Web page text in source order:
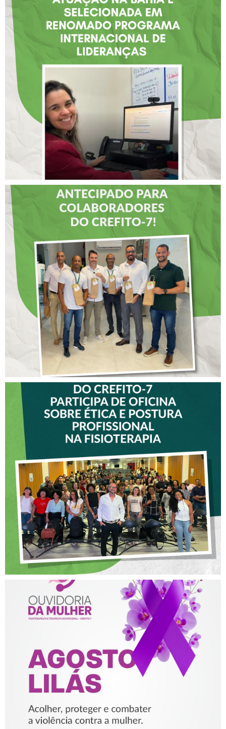
FISIOTERAPEUTA COM
ATUAÇÃO NA BAHIA É
SELECIONADA EM
RENOMADO PROGRAMA
INTERNACIONAL DE
LIDERANÇAS
DIA DOS PAIS É
ANTECIPADO PARA
COLABORADORES DO
CREFITO-7
VICE-PRESIDENTE DO
CREFITO-7 PARTICIPA DE
OFICINA SOBRE ÉTICA E
POSTURA PROFISSIONAL
NA FISIOTERAPIA
AGOSTO LILÁS – ACOLHER,
PROTEGER E COMBATER A
VIOLÊNCIA CONTRA A
MULHER